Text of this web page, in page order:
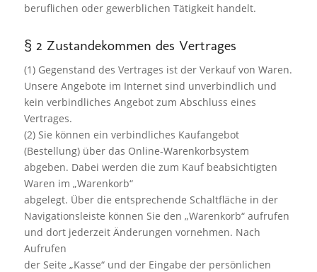
beruflichen oder gewerblichen Tätigkeit handelt.
§ 2 Zustandekommen des Vertrages
(1) Gegenstand des Vertrages ist der Verkauf von Waren.
Unsere Angebote im Internet sind unverbindlich und
kein verbindliches Angebot zum Abschluss eines
Vertrages.
(2) Sie können ein verbindliches Kaufangebot
(Bestellung) über das Online-Warenkorbsystem
abgeben. Dabei werden die zum Kauf beabsichtigten
Waren im „Warenkorb“
abgelegt. Über die entsprechende Schaltfläche in der
Navigationsleiste können Sie den „Warenkorb“ aufrufen
und dort jederzeit Änderungen vornehmen. Nach
Aufrufen
der Seite „Kasse“ und der Eingabe der persönlichen